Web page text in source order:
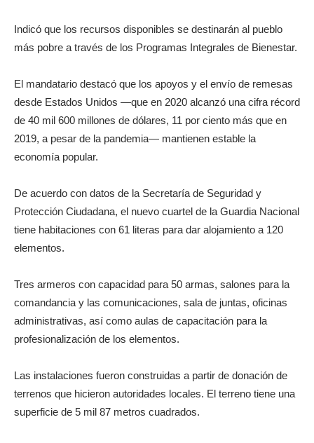
Indicó que los recursos disponibles se destinarán al pueblo
más pobre a través de los Programas Integrales de Bienestar.
El mandatario destacó que los apoyos y el envío de remesas
desde Estados Unidos —que en 2020 alcanzó una cifra récord
de 40 mil 600 millones de dólares, 11 por ciento más que en
2019, a pesar de la pandemia— mantienen estable la
economía popular.
De acuerdo con datos de la Secretaría de Seguridad y
Protección Ciudadana, el nuevo cuartel de la Guardia Nacional
tiene habitaciones con 61 literas para dar alojamiento a 120
elementos.
Tres armeros con capacidad para 50 armas, salones para la
comandancia y las comunicaciones, sala de juntas, oficinas
administrativas, así como aulas de capacitación para la
profesionalización de los elementos.
Las instalaciones fueron construidas a partir de donación de
terrenos que hicieron autoridades locales. El terreno tiene una
superficie de 5 mil 87 metros cuadrados.